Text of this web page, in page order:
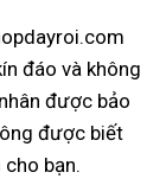
đáo và không
được bảo
được biết
bạn.